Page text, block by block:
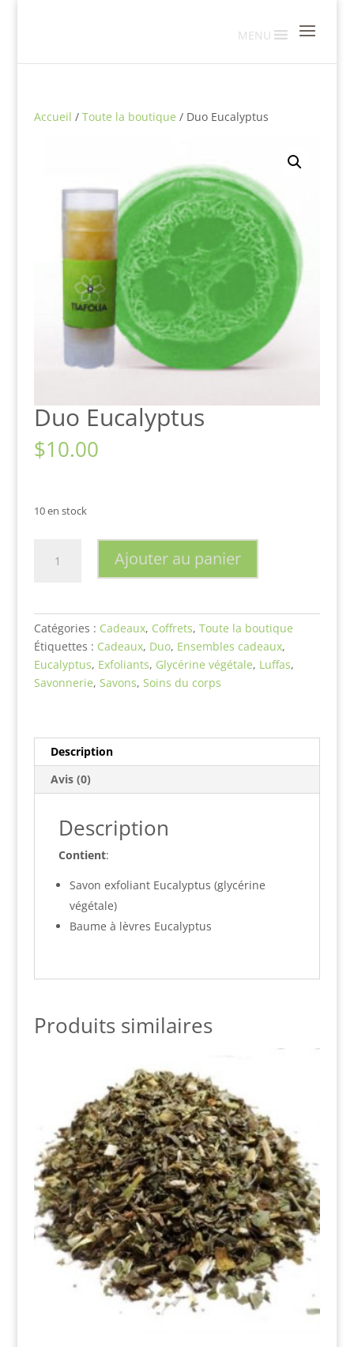
MENU
Accueil / Toute la boutique / Duo Eucalyptus
Duo Eucalyptus
$10.00
10 en stock
Ajouter au panier
Catégories : Cadeaux, Coffrets, Toute la boutique
Étiquettes : Cadeaux, Duo, Ensembles cadeaux,
Eucalyptus, Exfoliants, Glycérine végétale, Luffas,
Savonnerie, Savons, Soins du corps
Description
Avis (0)
Description
Contient:
Savon exfoliant Eucalyptus (glycérine
végétale)
Baume à lèvres Eucalyptus
Produits similaires